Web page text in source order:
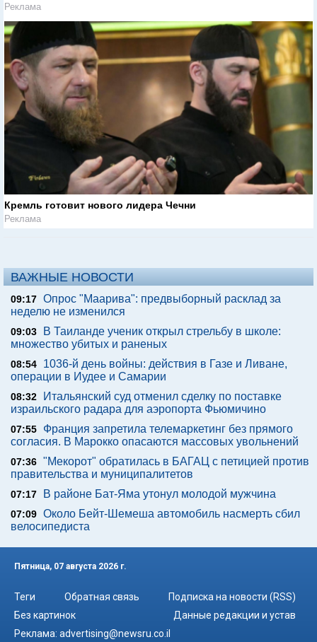
Реклама
Кремль готовит нового лидера Чечни
Реклама
ВАЖНЫЕ НОВОСТИ
09:17 Опрос "Mаарива": предвыборный расклад за
неделю не изменился
09:03
В Таиланде ученик открыл стрельбу в школе:
множество убитых и раненых
08:54
1036-й день войны: действия в Газе и Ливане,
операции в Иудее и Самарии
08:32
Итальянский суд отменил сделку по поставке
израильского радара для аэропорта Фьюмичино
07:55
Франция запретила телемаркетинг без прямого
согласия. В Марокко опасаются массовых увольнений
07:36 "Мекорот" обратилась в БАГАЦ с петицией против
правительства и муниципалитетов
07:17 В районе Бат-Яма утонул молодой мужчина
07:09 Около Бейт-Шемеша автомобиль насмерть сбил
велосипедиста
Пятница, 07 августа 2026 г.
Теги Обратная связь
Подписка на новости (RSS)
Без картинок
Данные редакции и устав
Реклама: advertising@newsru.co.il